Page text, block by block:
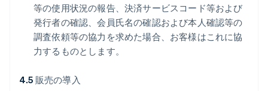
等の使用状況の報告、決済サービスコード等および
発行者の確認、会員氏名の確認および本人確認等の
調査依頼等の協力を求めた場合、お客様はこれに協
力するものとします。
4.5 販売の導入